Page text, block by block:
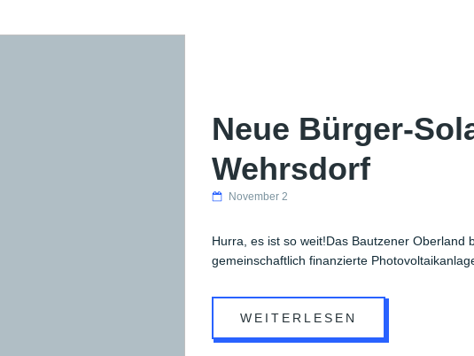
Neue Bürger-
Wehrsdorf
November 2
Hurra, es ist so weit!Das Bautzener Oberland
gemeinschaftlich finanzierte
WEITERLESEN